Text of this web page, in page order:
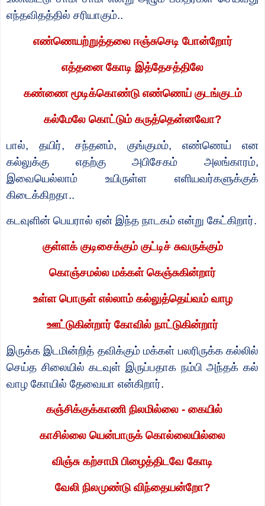
எந்தவிதத்தில் சரியாகும்..
எண்ணெயற்றுத்தலை ஈஞ்சுசெடி போன்றோர்
எத்தனை கோடி இத்தேசத்திலே
கண்ணை மூடிக்கொண்டு எண்ணெய் குடங்குடம்
கல்மேலே கொட்டும் கருத்தென்னவோ?
பால், தயிர், சந்தனம், குங்குமம், எண்ணெய் என
கல்லுக்கு எதற்கு அபிசேகம் அலங்காரம்,
இவையெல்லாம் உயிருள்ள எளியவர்களுக்குக்
கிடைக்கிறதா..
கடவுளின் பெயரால் ஏன் இந்த நாடகம் என்று கேட்கிறார்.
குள்ளக் குடிசைக்கும் குட்டிச் சுவருக்கும்
கொஞ்சமல்ல மக்கள் கெஞ்சுகின்றார்
உள்ள பொருள் எல்லாம் கல்லுத்தெய்வம் வாழ
ஊட்டுகின்றார் கோவில் நாட்டுகின்றார்
இருக்க இடமின்றித் தவிக்கும் மக்கள் பலரிருக்க கல்லில்
செய்த சிலையில் கடவுள் இருப்பதாக நம்பி அந்தக் கல்
வாழ கோயில் தேவையா என்கிறார்.
கஞ்சிக்குக்காணி நிலமில்லை - கையில்
காசில்லை யென்பாருக் கொல்லையில்லை
விஞ்சு கற்சாமி பிழைத்திடவே கோடி
வேலி நிலமுண்டு விந்தையன்றோ?